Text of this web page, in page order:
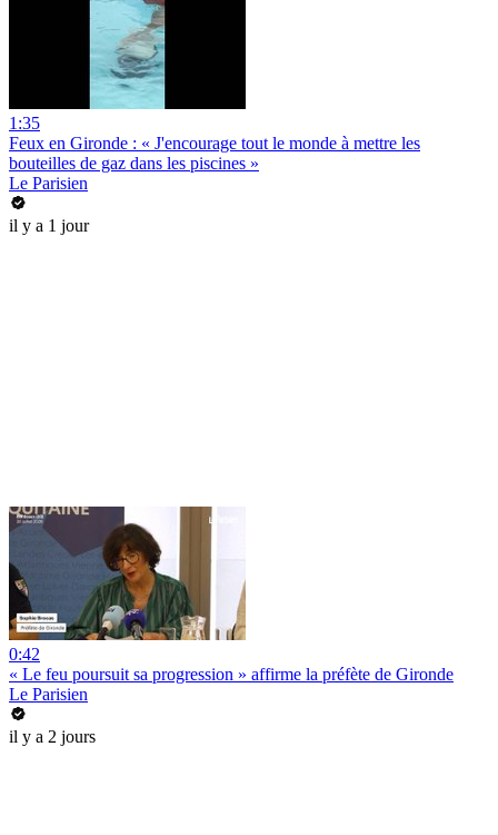
1:35
Feux en Gironde : « J'encourage tout le monde à mettre les
bouteilles de gaz dans les piscines »
Le Parisien
il y a 1 jour
0:42
« Le feu poursuit sa progression » affirme la préfète de Gironde
Le Parisien
il y a 2 jours